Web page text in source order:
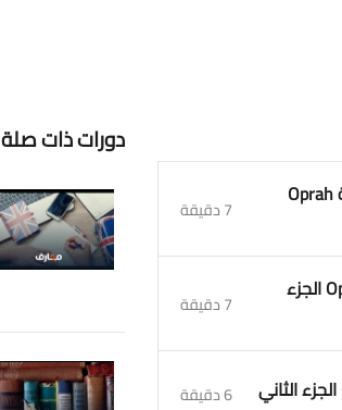
1. تعلم النطق الصحيح للغة الانجليزية ومفردات جديدة من خلال قصة Oprah 7 دقيقة
2. تعلم النطق الصحيح ومفردات جديدة من خلال قصة Oprah Winfrey الجزء 7 دقيقة
6 دقيقة
دورات ذات صلة